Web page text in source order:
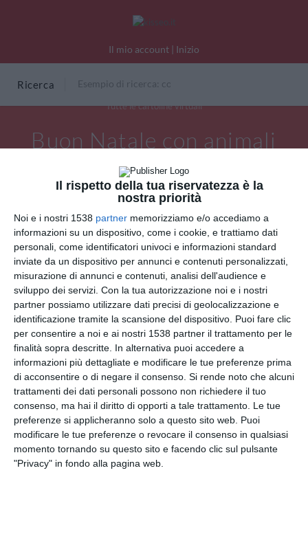
Il rispetto della tua riservatezza è la
nostra priorità
Noi e i nostri 1538 partner memorizziamo e/o accediamo a
informazioni su un dispositivo, come i cookie, e trattiamo dati
personali, come identificatori univoci e informazioni standard
inviate da un dispositivo per annunci e contenuti personalizzati,
misurazione di annunci e contenuti, analisi dell'audience e
sviluppo dei servizi. Con la tua autorizzazione noi e i nostri
partner possiamo utilizzare dati precisi di geolocalizzazione e
identificazione tramite la scansione del dispositivo. Puoi fare clic
per consentire a noi e ai nostri 1538 partner il trattamento per le
finalità sopra descritte. In alternativa puoi accedere a
informazioni più dettagliate e modificare le tue preferenze prima
di acconsentire o di negare il consenso. Si rende noto che alcuni
trattamenti dei dati personali possono non richiedere il tuo
consenso, ma hai il diritto di opporti a tale trattamento. Le tue
preferenze si applicheranno solo a questo sito web. Puoi
modificare le tue preferenze o revocare il consenso in qualsiasi
momento tornando su questo sito e facendo clic sul pulsante
"Privacy" in fondo alla pagina web.
Il mio account | Inizio
Ricerca
Tutte le cartoline virtuali
Buon Natale con animali
INVIA QUESTA CARTOLINA
via Email(GRATUITO)
CONDIVIDI QUESTA
CARTOLINA
Facebook, Twitter, WhatsApp, ...